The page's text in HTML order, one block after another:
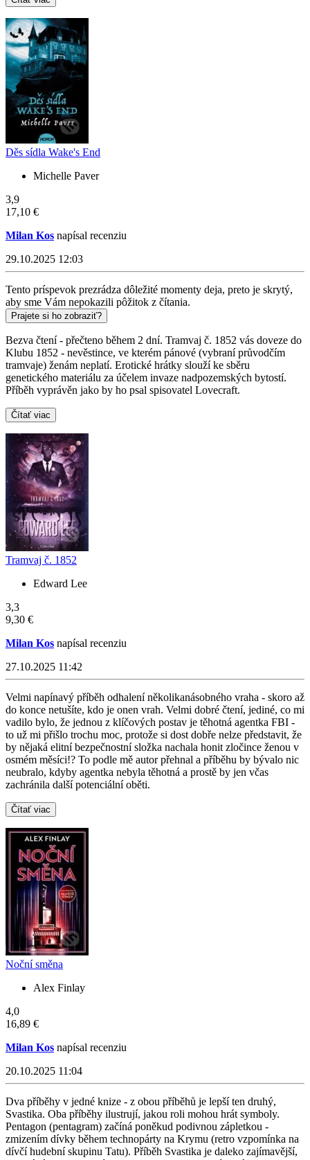
Děs sídla Wake's End
Michelle Paver
3,9
17,10 €
Milan Kos napísal recenziu
29.10.2025 12:03
Tento príspevok prezrádza dôležité momenty deja, preto je skrytý,
aby sme Vám nepokazili pôžitok z čítania.
Prajete si ho zobraziť?
Bezva čtení - přečteno během 2 dní. Tramvaj č. 1852 vás doveze do
Klubu 1852 - nevěstince, ve kterém pánové (vybraní průvodčím
tramvaje) ženám neplatí. Erotické hrátky slouží ke sběru
genetického materiálu za účelem invaze nadpozemských bytostí.
Příběh vyprávěn jako by ho psal spisovatel Lovecraft.
Čítať viac
Tramvaj č. 1852
Edward Lee
3,3
9,30 €
Milan Kos napísal recenziu
27.10.2025 11:42
Velmi napínavý příběh odhalení několikanásobného vraha - skoro až
do konce netušíte, kdo je onen vrah. Velmi dobré čtení, jediné, co mi
vadilo bylo, že jednou z klíčových postav je těhotná agentka FBI -
to už mi přišlo trochu moc, protože si dost dobře nelze představit, že
by nějaká elitní bezpečnostní složka nachala honit zločince ženou v
osmém měsíci!? To podle mě autor přehnal a příběhu by bývalo nic
neubralo, kdyby agentka nebyla těhotná a prostě by jen včas
zachránila další potenciální oběti.
Čítať viac
Noční směna
Alex Finlay
4,0
16,89 €
Milan Kos napísal recenziu
20.10.2025 11:04
Dva příběhy v jedné knize - z obou příběhů je lepší ten druhý,
Svastika. Oba příběhy ilustrují, jakou roli mohou hrát symboly.
Pentagon (pentagram) začíná poněkud podivnou zápletkou -
zmizením dívky během technopárty na Krymu (retro vzpomínka na
dívčí hudební skupinu Tatu). Příběh Svastika je daleko zajímavější,